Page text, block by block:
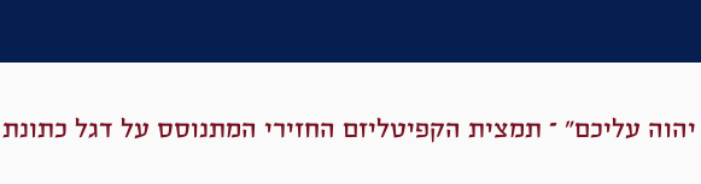
יהוה עליכם" – תמצית הקפיטליזם החזירי המתנוסס על דגל